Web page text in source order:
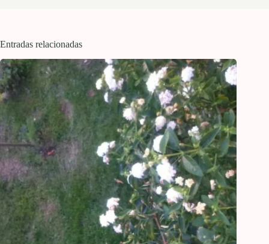
Entradas relacionadas